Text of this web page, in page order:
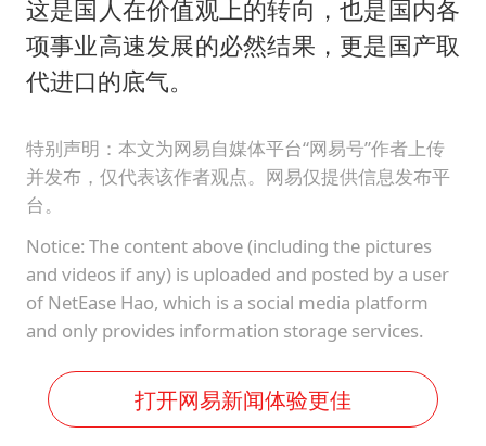
这是国人在价值观上的转向，也是国内各
项事业高速发展的必然结果，更是国产取
代进口的底气。
特别声明：本文为网易自媒体平台“网易号”作者上传
并发布，仅代表该作者观点。网易仅提供信息发布平
台。
Notice: The content above (including the pictures
and videos if any) is uploaded and posted by a user
of NetEase Hao, which is a social media platform
and only provides information storage services.
打开网易新闻体验更佳